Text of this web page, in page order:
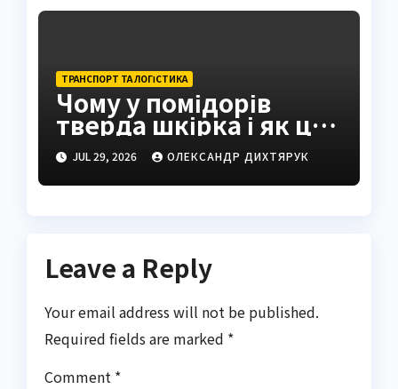
ТРАНСПОРТ ТА ЛОГІСТИКА
Чому у помідорів
тверда шкірка і як це
виправити
JUL 29, 2026 ОЛЕКСАНДР ДИХТЯРУК
Leave a Reply
Your email address will not be published.
Required fields are marked *
Comment *